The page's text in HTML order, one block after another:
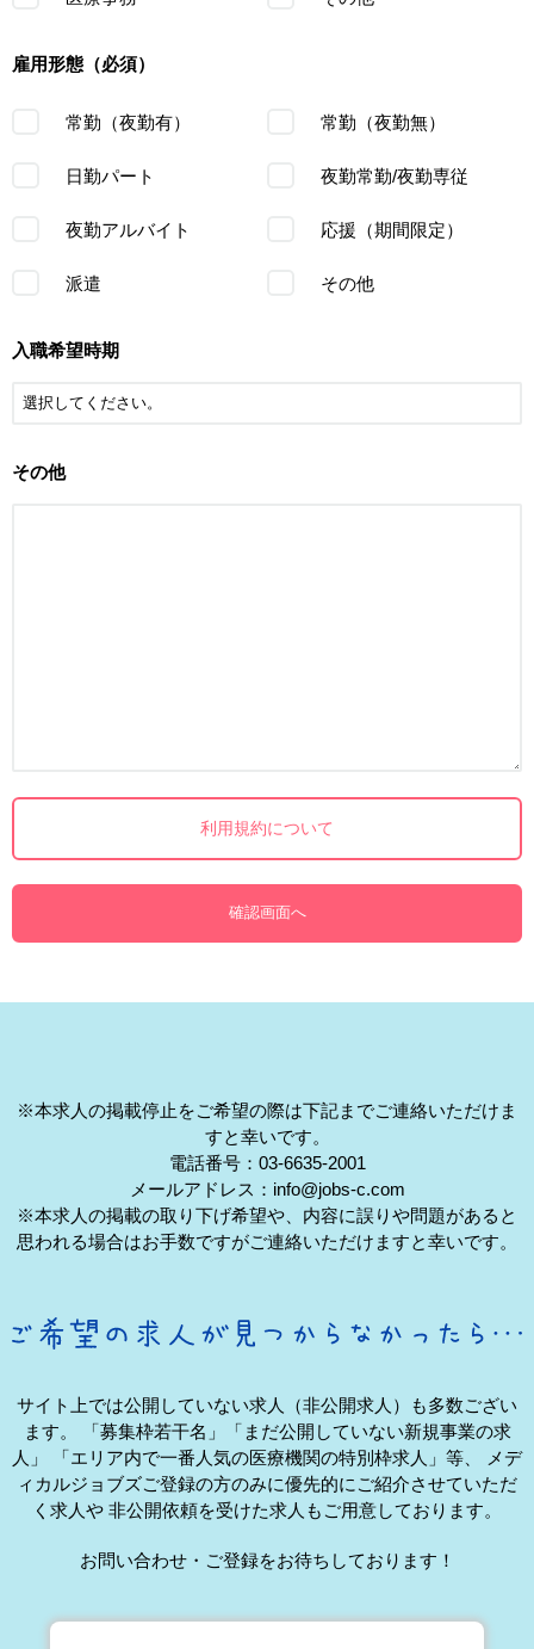
雇用形態（必須）
常勤（夜勤有） 常勤（夜勤無）
日勤パート 夜勤常勤/夜勤専従
夜勤アルバイト 応援（期間限定）
派遣 その他
入職希望時期
その他
利用規約について
※本求人の掲載停止をご希望の際は下記までご連絡いただけま
すと幸いです。
電話番号：03-6635-2001
メールアドレス：info@jobs-c.com
※本求人の掲載の取り下げ希望や、内容に誤りや問題があると
思われる場合はお手数ですがご連絡いただけますと幸いです。
サイト上では公開していない求人（非公開求人）も多数ござい
ます。
「募集枠若干名」「まだ公開していない新規事業の求
人」
「エリア内で一番人気の医療機関の特別枠求人」等、
メデ
ィカルジョブズご登録の方のみに優先的にご紹介させていただ
く求人や 非公開依頼を受けた求人もご用意しております。
お問い合わせ・ご登録をお待ちしております！